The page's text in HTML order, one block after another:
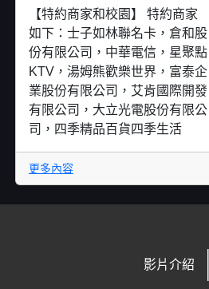
【特約商家和校園】 特約商家
如下：士子如林聯名卡，倉和股
份有限公司，中華電信，星聚點
KTV，湯姆熊歡樂世界，富泰企
業股份有限公司，艾肯國際開發
有限公司，大立光電股份有限公
司，四季精品百貨四季生活
更多內容
影片介紹